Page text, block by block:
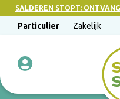
SALDEREN STOPT:
Particulier Zakelijk